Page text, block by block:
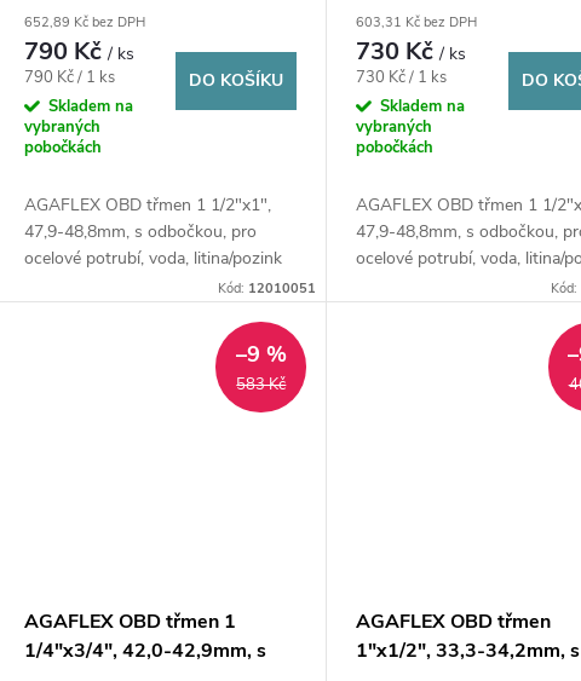
potrubí, voda, litina/pozink
652,89 Kč bez DPH
790 Kč/ ks
Měrná
cena:
790 Kč / 1 ks
Skladem na
vybraných
pobočkách
DO KOŠÍKU
AGAFLEX OBD třmen 1 1/2"x1",
47,9-48,8mm, s odbočkou, pro
ocelové potrubí, voda, litina/pozink
Kód: 12010051
potrubí, voda, litina/pozink
603,31 Kč bez DPH
730 Kč/ ks
Měrná
cena:
730 Kč / 1 ks
Skladem na
vybraných
pobočkách
DO
AGAFLEX OBD třmen 1 1/
47,9-48,8mm, s odbočkou,
ocelové potrubí, voda, litina/
Kód:
583 Kč
–9 %
AGAFLEX OBD třmen 1
1/4"x3/4", 42,0-42,9mm, s
AGAFLEX OBD třmen
1"x1/2", 33,3-34,2mm, s